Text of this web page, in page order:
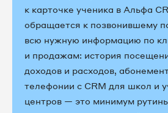
к карточке ученика в Альфа
обращается к позвонившему
всю нужную информацию по
и продажам: история
доходов и расходов,
телефонии с CRM для школ и
центров — это минимум